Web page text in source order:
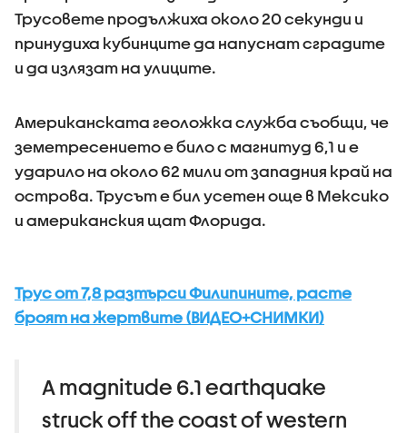
Трусовете продължиха около 20 секунди и
принудиха кубинците да напуснат сградите
и да излязат на улиците.
Американската геоложка служба съобщи, че
земетресението е било с магнитуд 6,1 и е
ударило на около 62 мили от западния край на
острова. Трусът е бил усетен още в Мексико
и американския щат Флорида.
Трус от 7,8 разтърси Филипините, расте
броят на жертвите (ВИДЕО+СНИМКИ)
A magnitude 6.1 earthquake
struck off the coast of western